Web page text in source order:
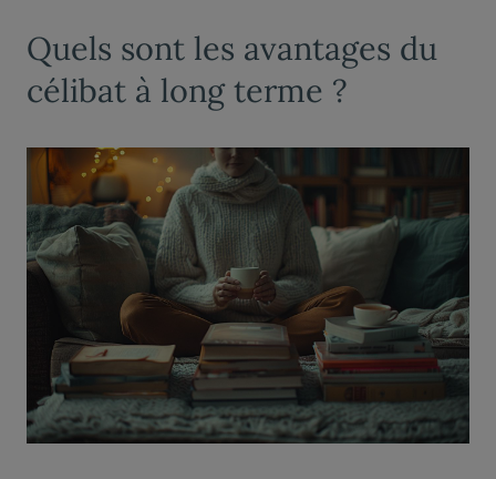
Quels sont les avantages du
célibat à long terme ?